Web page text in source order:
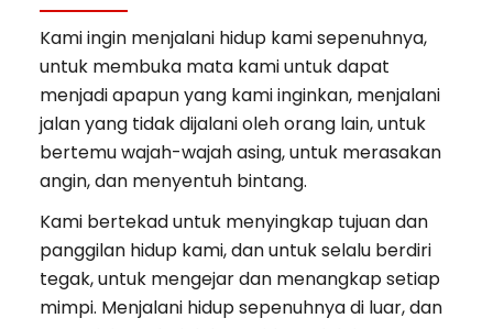
Kami ingin menjalani hidup kami sepenuhnya,
untuk membuka mata kami untuk dapat
menjadi apapun yang kami inginkan, menjalani
jalan yang tidak dijalani oleh orang lain, untuk
bertemu wajah-wajah asing, untuk merasakan
angin, dan menyentuh bintang.
Kami bertekad untuk menyingkap tujuan dan
panggilan hidup kami, dan untuk selalu berdiri
tegak, untuk mengejar dan menangkap setiap
mimpi. Menjalani hidup sepenuhnya di luar, dan